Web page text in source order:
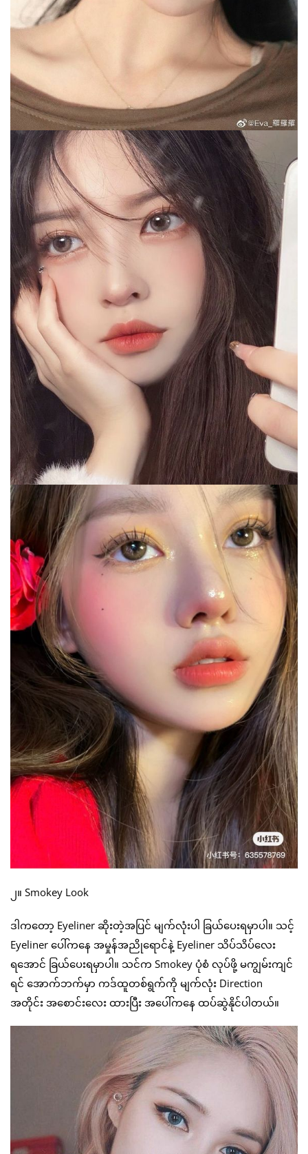
၂။ Smokey Look
ဒါကတော့ Eyeliner ဆိုးတဲ့အပြင် မျက်လုံးပါ ခြယ်ပေးရမှာပါ။ သင့်
Eyeliner ပေါ်ကနေ အမှုန်အညိုရောင်နဲ့ Eyeliner သိပ်သိပ်လေး
ရအောင် ခြယ်ပေးရမှာပါ။ သင်က Smokey ပုံစံ လုပ်ဖို့ မကျွမ်းကျင်
ရင် အောက်ဘက်မှာ ကဒ်ထူတစ်ရွက်ကို မျက်လုံး Direction
အတိုင်း အစောင်းလေး ထားပြီး အပေါ်ကနေ ထပ်ဆွဲနိုင်ပါတယ်။